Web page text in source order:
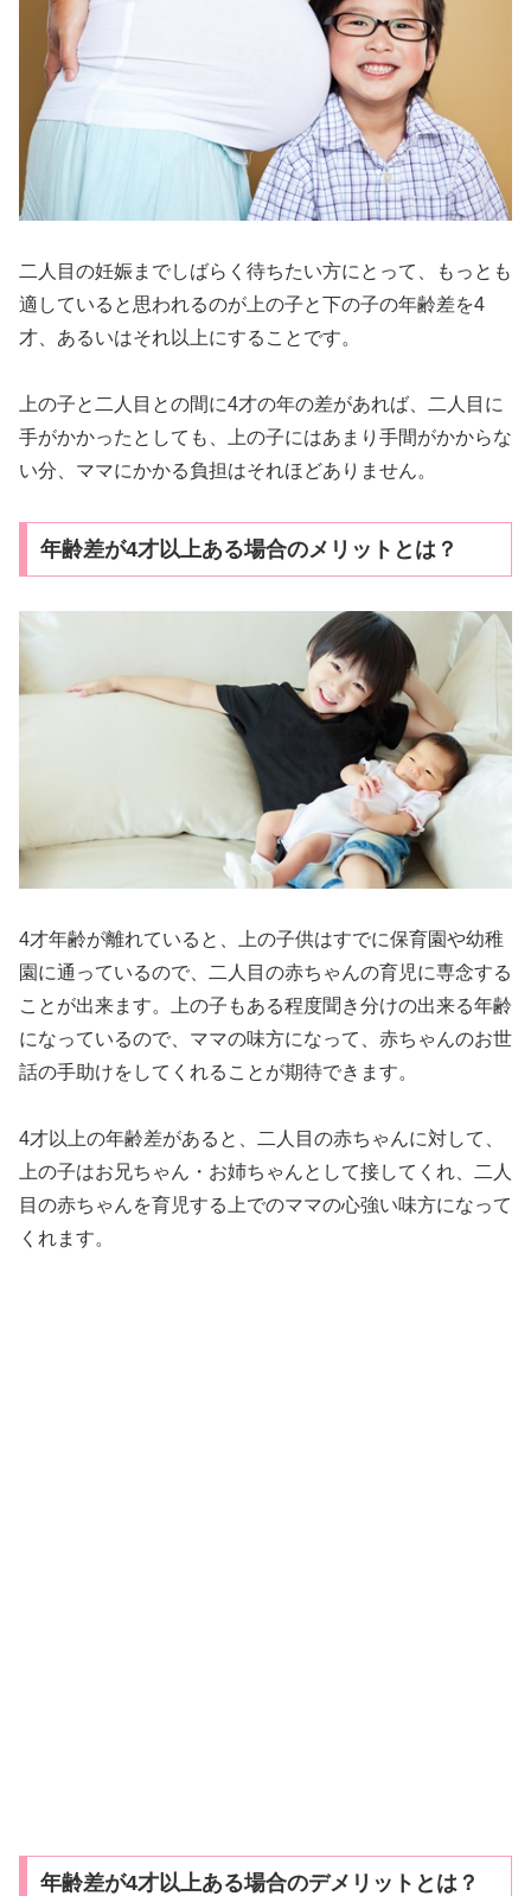
二人目の妊娠までしばらく待ちたい方にとって、もっとも
適していると思われるのが上の子と下の子の年齢差を4
才、あるいはそれ以上にすることです。
上の子と二人目との間に4才の年の差があれば、二人目に
手がかかったとしても、上の子にはあまり手間がかからな
い分、ママにかかる負担はそれほどありません。
年齢差が4才以上ある場合のメリットとは？
4才年齢が離れていると、上の子供はすでに保育園や幼稚
園に通っているので、二人目の赤ちゃんの育児に専念する
ことが出来ます。上の子もある程度聞き分けの出来る年齢
になっているので、ママの味方になって、赤ちゃんのお世
話の手助けをしてくれることが期待できます。
4才以上の年齢差があると、二人目の赤ちゃんに対して、
上の子はお兄ちゃん・お姉ちゃんとして接してくれ、二人
目の赤ちゃんを育児する上でのママの心強い味方になって
くれます。
年齢差が4才以上ある場合のデメリットとは？